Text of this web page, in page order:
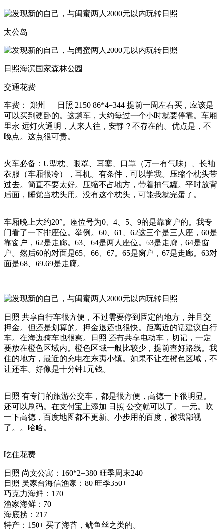
太公岛
日照海滨国家森林公园
交通花费
车费： 郑州 — 日照 2150 86*4=344 提前一周左右买，应该是
可以买到硬卧的。这趟车，大约每过一个小时就要停靠。车厢
里永 远灯火通明，人来人往，安静？不存在的。优点是，不
晚点。这点很可贵。
火车必备：U型枕、眼罩、耳塞、口罩（万一有气味）、长袖
衣服（车厢很冷），耳机。有条件，可以学我。压缩个枕头带
过去。简直不要太好。压缩不占地方，带着抽气罐。平时放背
后面，睡觉当枕头用。没有这个枕头，可能我就完蛋了。
车厢晚上大约20°。座位号为0、4、5、9的是靠窗户的。我专
门看了一下排座位。举例。60、61、62这三个是三人座，60是
靠窗户，62是走廊。63、64是两人座位。63是走廊，64是窗
户。然后60的对面是65、66、67。65是窗户，67是走廊。63对
面是68、69.69是走廊。
日照 共享自行车很方便，不过需要停到固定的地方，并且交
押金。但还是划算的。押金退还也很快。距离近的话建议自行
车。在海边骑车也很爽。日照 还有共享电动车，切记，一定
要放在橙色区域内。橙色区域一般比较少，提前查好路线。我
住的地方，最近的充电在东夷小镇。如果不让在橙色区域，不
让还车。好像是十分钟1元钱。
日照 有专门的旅游公交车，都是很方便，高德一下很明显。
还可以刷码。在支付宝上添加 日照 公交就可以了。一元。吹
一下高德，百度地图都不更新。小步用的百度，被我鄙视
了。。哈哈。
吃住花费
日照 尚文公寓：160*2=380 旺季周末240+
日照 吴家台海信渔家：80 旺季350+
巧克力海鲜：170
渔家海鲜：70
海底捞：217
特产：150+ 买了海苔，鱿鱼丝之类的。